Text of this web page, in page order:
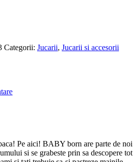
Categorii: Jucarii, Jucarii si accesorii
Pe aici! BABY born are parte de noi
si se grabeste prin sa descopere tot